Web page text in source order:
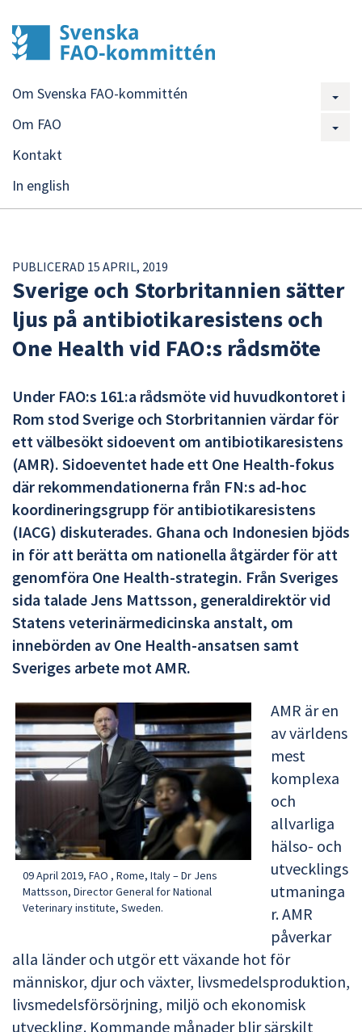
Om Svenska FAO-kommittén
Om FAO
Kontakt
In english
PUBLICERAD 15 APRIL, 2019
Sverige och Storbritannien sätter
ljus på antibiotikaresistens och
One Health vid FAO:s rådsmöte
Under FAO:s 161:a rådsmöte vid huvudkontoret i
Rom stod Sverige och Storbritannien värdar för
ett välbesökt sidoevent om antibiotikaresistens
(AMR). Sidoeventet hade ett One Health-fokus
där rekommendationerna från FN:s ad-hoc
koordineringsgrupp för antibiotikaresistens
(IACG) diskuterades. Ghana och Indonesien bjöds
in för att berätta om nationella åtgärder för att
genomföra One Health-strategin. Från Sveriges
sida talade Jens Mattsson, generaldirektör vid
Statens veterinärmedicinska anstalt, om
innebörden av One Health-ansatsen samt
Sveriges arbete mot AMR.
09 April 2019, FAO , Rome, Italy – Dr Jens
Mattsson, Director General for National
Veterinary institute, Sweden.
AMR är en
av världens
mest
komplexa
och
allvarliga
hälso- och
utvecklings
utmaninga
r. AMR
påverkar
alla länder och utgör ett växande hot för
människor, djur och växter, livsmedelsproduktion,
livsmedelsförsörjning, miljö och ekonomisk
utveckling. Kommande månader blir särskilt